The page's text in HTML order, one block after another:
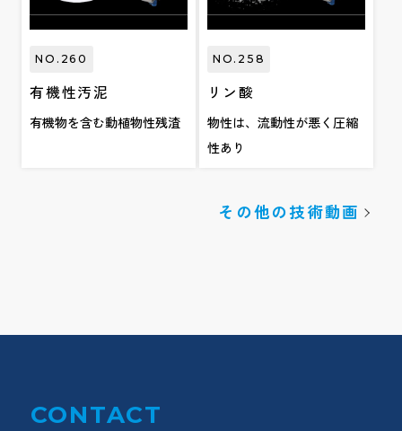
NO.260
有機性汚泥
有機物を含む動植物性残渣
NO.258
リン酸
物性は、流動性が悪く圧縮
性あり
その他の技術動画
CONTACT